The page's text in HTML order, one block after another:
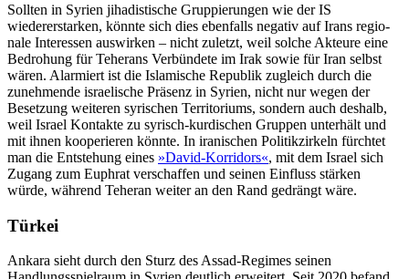
Sollten in Syrien jihadistische Gruppierungen wie der IS
wiedererstarken, könnte sich dies ebenfalls negativ auf Irans regio­
nale Interessen auswirken – nicht zuletzt, weil solche Akteure eine
Bedrohung für Teherans Verbündete im Irak sowie für Iran selbst
wären. Alarmiert ist die Islamische Republik zugleich durch die
zunehmende israelische Präsenz in Syrien, nicht nur wegen der
Besetzung weiteren syrischen Territoriums, sondern auch deshalb,
weil Israel Kontakte zu syrisch-kurdischen Grup­pen unterhält und
mit ihnen kooperieren könnte. In iranischen Politikzirkeln fürch­tet
man die Entstehung eines »David-Korri­dors«, mit dem Israel sich
Zugang zum Euphrat verschaffen und seinen Einfluss stärken
würde, während Teheran weiter an den Rand gedrängt wäre.
Türkei
Ankara sieht durch den Sturz des Assad-Regimes seinen